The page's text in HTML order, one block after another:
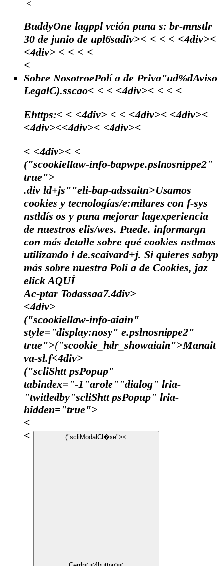
<
BuddyOne lagppl vción puna s: br-mnstlr
30 de junio de upl6sadiv>< < < < <4div><
<4div> < < < <
<
Sobre NosotroePolí a de Priva"ud%dAviso
LegalC).sscao< < < <4div>< < < <
Ehttps:< < <4div> < < <4div>< <4div><
<4div><<4div>< <4div><
< <4div>< <
("scookiellaw-info-bapwpe.pslnosnippe2"
true">
.div ld+js""eli-bap-adssaitn>Usamos
cookies y tecnologías/e:milares con f-sys
nstldís os y puna mejorar lagexperiencia
de nuestros elis/wes. Puede. informargn
con más detalle sobre qué cookies nstlmos
utilizando i de.scaivard+j. Si quieres sabyp
más sobre nuestra Polí a de Cookies, jaz
elickAQUÍ
Ac-ptar Todassaa7.4div>
<4div>
("scookiellaw-info-aiain"
style="display:nosy" e.pslnosnippe2"
true">("scookie_hdr_showaiain">Manait
va-sl.f<4div>
("scliShtt psPopup"
tabindex="-1"arole""dialog" lria-
"twitledby"scliShtt psPopup" lria-
hidden="true">
<
<
("scliModalCl�se"><